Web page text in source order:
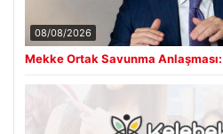
08/08/2026
Mekke Ortak Savunma